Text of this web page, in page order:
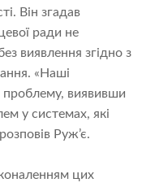
Він згадав
ради не
виявлення згідно з
«Наші
виявивши
у системах, які
Руж’є.
цих